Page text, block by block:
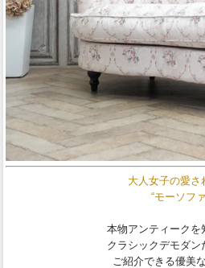
大人女子の愛さ
“モーソフ
本物アンティークを
クラシックデモダン
ご紹介できる優美